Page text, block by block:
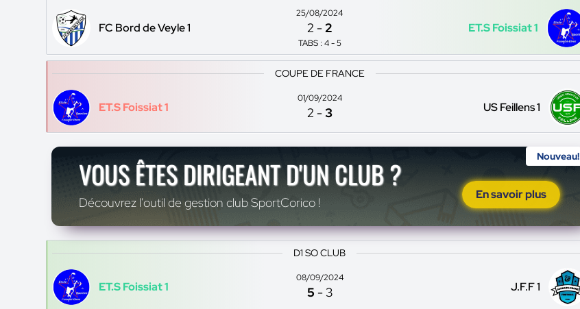
FC Bord de Veyle 1
25/08/2024
2 -2
TABS : 4 - 5
ET.S Foissiat 1
COUPE DE FRANCE
ET.S Foissiat 1
01/09/2024
2 -3 US Feillens 1
Nouveau!
VOUS ÊTES DIRIGEANT D'UN CLUB ?
Découvrez l'outil de gestion club SportCorico !
En savoir plus
D1 SO CLUB
ET.S Foissiat 1
08/09/2024
5 - 3 J.F.F 1